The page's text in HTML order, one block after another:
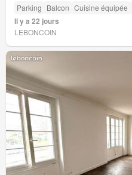
Parking Balcon Cuisine équipée
Il y a 22 jours
LEBONCOIN